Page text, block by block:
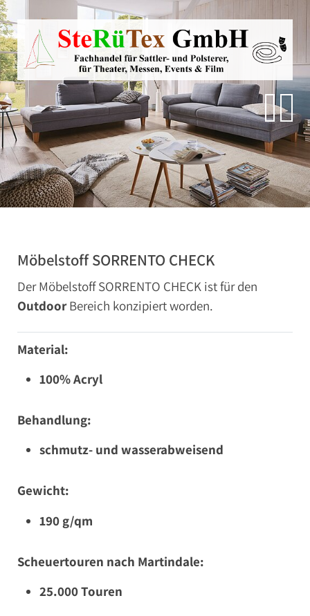
Direkt zur Hauptnavigation springen
Direkt zum Inhalt springen
Zur Unternavigation springen
Möbelstoff SORRENTO CHECK
Der Möbelstoff SORRENTO CHECK ist für den
OutdoorBereich konzipiert worden.
Material:
100% Acryl
Behandlung:
schmutz- und wasserabweisend
Gewicht:
190 g/qm
Scheuertouren nach Martindale:
25.000 Touren
SteRüTex
Planen- & Persenningstoffe
Reißverschlüsse
Artikel um die Persenning
Polstermaterialien
Autohimmelstoffe